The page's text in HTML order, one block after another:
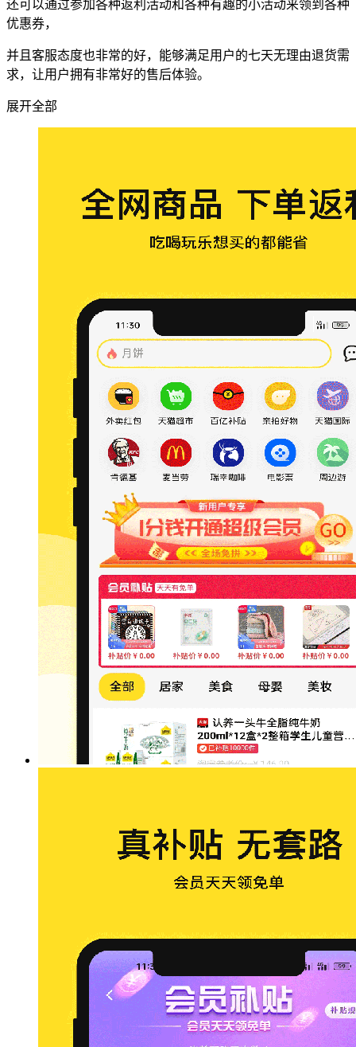
还可以通过参加各种返利活动和各种有趣的小活动来领到各种
优惠券，
并且客服态度也非常的好，能够满足用户的七天无理由退货需
求，让用户拥有非常好的售后体验。
展开全部